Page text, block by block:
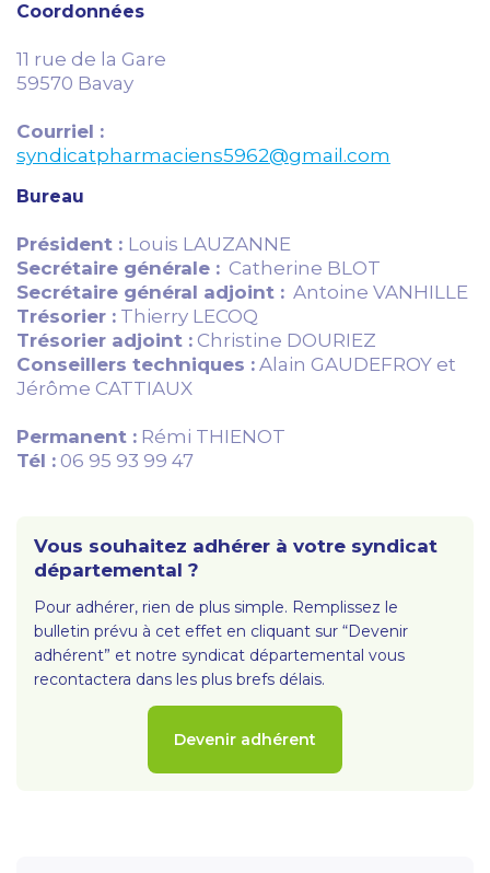
Coordonnées
11 rue de la Gare
59570 Bavay
Courriel :
syndicatpharmaciens5962@gmail.com
Bureau
Président : Louis LAUZANNE
Secrétaire générale : Catherine BLOT
Secrétaire général adjoint : Antoine VANHILLE
Trésorier : Thierry LECOQ
Trésorier adjoint : Christine DOURIEZ
Conseillers techniques : Alain GAUDEFROY et
Jérôme CATTIAUX
Permanent : Rémi THIENOT
Tél : 06 95 93 99 47
Vous souhaitez adhérer à votre syndicat
départemental ?
Pour adhérer, rien de plus simple. Remplissez le
bulletin prévu à cet effet en cliquant sur “Devenir
adhérent” et notre syndicat départemental vous
recontactera dans les plus brefs délais.
Devenir adhérent